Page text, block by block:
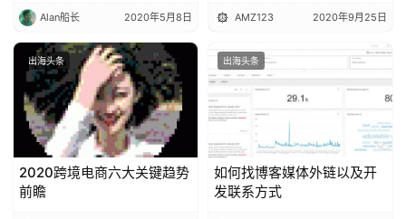
Alan船长 2020年5月8日 AMZ123 2020年9月25日
出海头条
2020跨境电商六大关键趋势
前瞻
出海头条
如何找博客媒体外链以及开
发联系方式